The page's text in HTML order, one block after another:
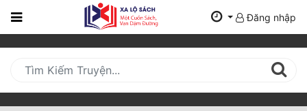
Trang
Mới
Cập
Đăng nhập